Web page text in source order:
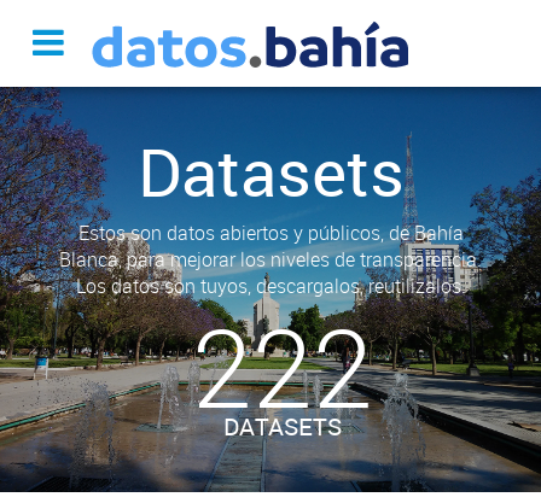
Datasets
Estos son datos abiertos y públicos, de Bahía
Blanca, para mejorar los niveles de transparencia.
Los datos son tuyos, descargalos, reutilizalos.
222
DATASETS